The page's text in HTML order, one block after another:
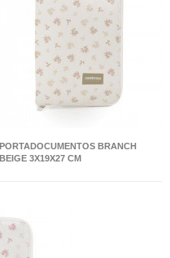
PORTADOCUMENTOS BRANCH
BEIGE 3X19X27 CM